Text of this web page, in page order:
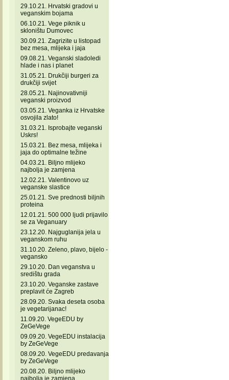
29.10.21. Hrvatski gradovi u
veganskim bojama
06.10.21. Vege piknik u
skloništu Dumovec
30.09.21. Zagrizite u listopad
bez mesa, mlijeka i jaja
09.08.21. Veganski sladoledi
hlade i nas i planet
31.05.21. Drukčiji burgeri za
drukčiji svijet
28.05.21. Najinovativniji
veganski proizvod
03.05.21. Veganka iz Hrvatske
osvojila zlato!
31.03.21. Isprobajte veganski
Uskrs!
15.03.21. Bez mesa, mlijeka i
jaja do optimalne težine
04.03.21. Biljno mlijeko
najbolja je zamjena
12.02.21. Valentinovo uz
veganske slastice
25.01.21. Sve prednosti biljnih
proteina
12.01.21. 500 000 ljudi prijavilo
se za Veganuary
23.12.20. Najguglanija jela u
veganskom ruhu
31.10.20. Zeleno, plavo, bijelo -
vegansko
29.10.20. Dan veganstva u
središtu grada
23.10.20. Veganske zastave
preplavit će Zagreb
28.09.20. Svaka deseta osoba
je vegetarijanac!
11.09.20. VegeEDU by
ZeGeVege
09.09.20. VegeEDU instalacija
by ZeGeVege
08.09.20. VegeEDU predavanja
by ZeGeVege
20.08.20. Biljno mlijeko
najbolja je zamjena